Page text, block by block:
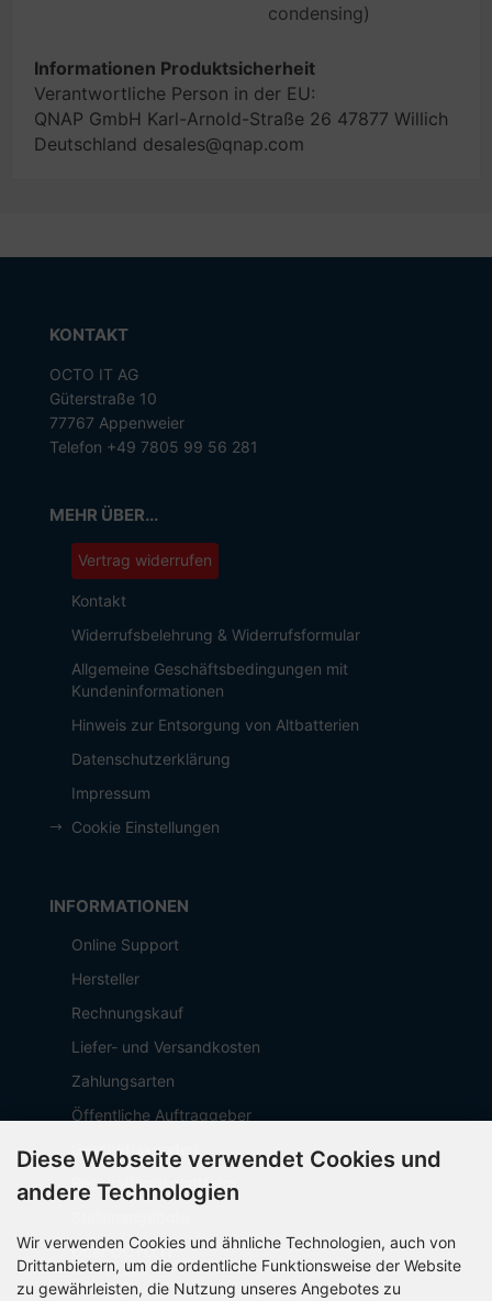
condensing)
Informationen Produktsicherheit
Verantwortliche Person in der EU:
QNAP GmbH Karl-Arnold-Straße 26 47877 Willich
Deutschland desales@qnap.com
KONTAKT
OCTO IT AG
Güterstraße 10
77767 Appenweier
Telefon +49 7805 99 56 281
MEHR ÜBER...
Vertrag widerrufen
Kontakt
Widerrufsbelehrung & Widerrufsformular
Allgemeine Geschäftsbedingungen mit
Kundeninformationen
Hinweis zur Entsorgung von Altbatterien
Datenschutzerklärung
Impressum
Cookie Einstellungen
INFORMATIONEN
Online Support
Hersteller
Rechnungskauf
Liefer- und Versandkosten
Zahlungsarten
Öffentliche Auftraggeber
Geschäftskunden
Beschaffungsplattform
Über OCTO IT
Sitemap
Diese Webseite verwendet Cookies und
andere Technologien
Wir verwenden Cookies und ähnliche Technologien, auch von
Drittanbietern, um die ordentliche Funktionsweise der Website
zu gewährleisten, die Nutzung unseres Angebotes zu